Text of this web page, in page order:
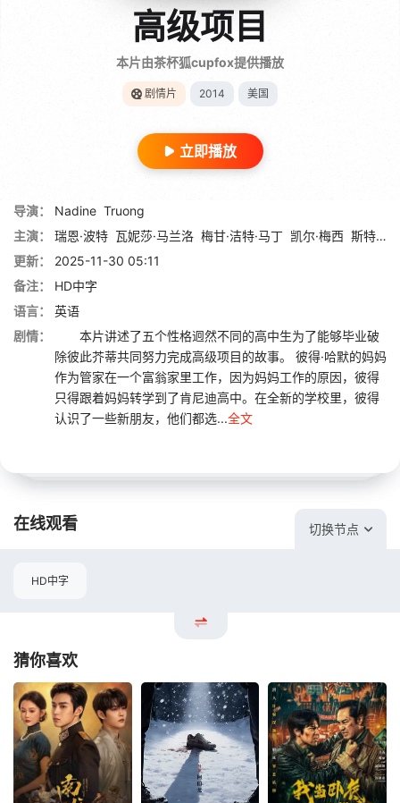
高级项目
本片由茶杯狐cupfox提供播放
剧情片 2014 美国
立即播放
导演： Nadine Truong
主演：
瑞恩·波特 瓦妮莎·马兰洛 梅甘·洁特·马丁 凯尔·梅西 斯特灵·比尤芒
更新：
2025-11-30 05:11
备注：
HD中字
语言：
英语
剧情：
本片讲述了五个性格迥然不同的高中生为了能够毕业破
除彼此芥蒂共同努力完成高级项目的故事。 彼得·哈默的妈妈
作为管家在一个富翁家里工作，因为妈妈工作的原因，彼得
只得跟着妈妈转学到了肯尼迪高中。在全新的学校里，彼得
认识了一些新朋友，他们都选...全文
在线观看 切换节点
HD中字
猜你喜欢